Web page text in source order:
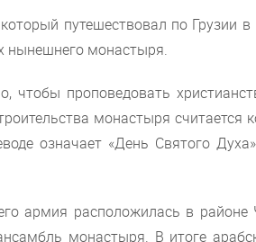
путешествовал по Грузии в
нынешнего монастыря.
чтобы проповедовать
монастыря считается
означает «День Святого
армия расположилась в районе
монастыря. В итоге